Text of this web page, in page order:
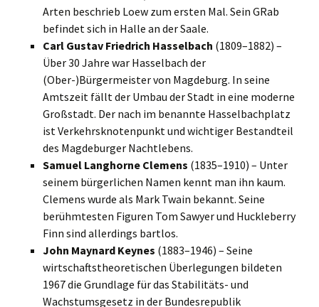
Arten beschrieb Loew zum ersten Mal. Sein GRab
befindet sich in Halle an der Saale.
Carl Gustav Friedrich Hasselbach (1809–1882) –
Über 30 Jahre war Hasselbach der
(Ober-)Bürgermeister von Magdeburg. In seine
Amtszeit fällt der Umbau der Stadt in eine moderne
Großstadt. Der nach im benannte Hasselbachplatz
ist Verkehrsknotenpunkt und wichtiger Bestandteil
des Magdeburger Nachtlebens.
Samuel Langhorne Clemens (1835–1910) – Unter
seinem bürgerlichen Namen kennt man ihn kaum.
Clemens wurde als Mark Twain bekannt. Seine
berühmtesten Figuren Tom Sawyer und Huckleberry
Finn sind allerdings bartlos.
John Maynard Keynes (1883–1946) – Seine
wirtschaftstheoretischen Überlegungen bildeten
1967 die Grundlage für das Stabilitäts- und
Wachstumsgesetz in der Bundesrepublik